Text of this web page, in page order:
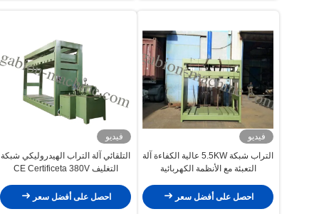
فيديو
التراب شبكة 5.5KW عالية الكفاءة آلة
التعبئة مع الأنظمة الكهربائية
احصل على أفضل سعر
فيديو
التلقائي آلة التراب الهيدروليكي شبكة
التغليف CE Certificeta 380V
احصل على أفضل سعر